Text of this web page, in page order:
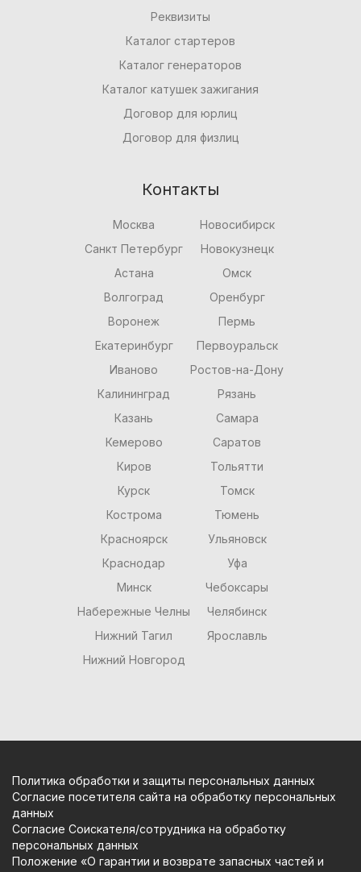
Реквизиты
Каталог стартеров
Каталог генераторов
Каталог катушек зажигания
Договор для юрлиц
Договор для физлиц
Контакты
Москва
Санкт Петербург
Астана
Волгоград
Воронеж
Екатеринбург
Иваново
Калининград
Казань
Кемерово
Киров
Курск
Кострома
Красноярск
Краснодар
Минск
Набережные Челны
Нижний Тагил
Нижний Новгород
Новосибирск
Новокузнецк
Омск
Оренбург
Пермь
Первоуральск
Ростов-на-Дону
Рязань
Самара
Саратов
Тольятти
Томск
Тюмень
Ульяновск
Уфа
Чебоксары
Челябинск
Ярославль
Политика обработки и защиты персональных данных
Согласие посетителя сайта на обработку персональных
данных
Согласие Соискателя/сотрудника на обработку
персональных данных
Положение «О гарантии и возврате запасных частей и